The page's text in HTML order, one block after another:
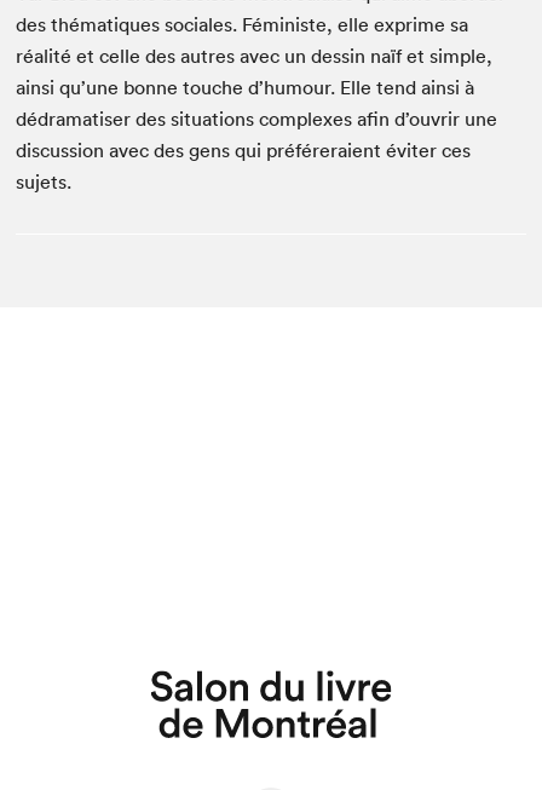
des thématiques sociales. Féministe, elle exprime sa
réalité et celle des autres avec un dessin naïf et simple,
ainsi qu’une bonne touche d’humour. Elle tend ainsi à
dédramatiser des situations complexes afin d’ouvrir une
discussion avec des gens qui préféreraient éviter ces
sujets.